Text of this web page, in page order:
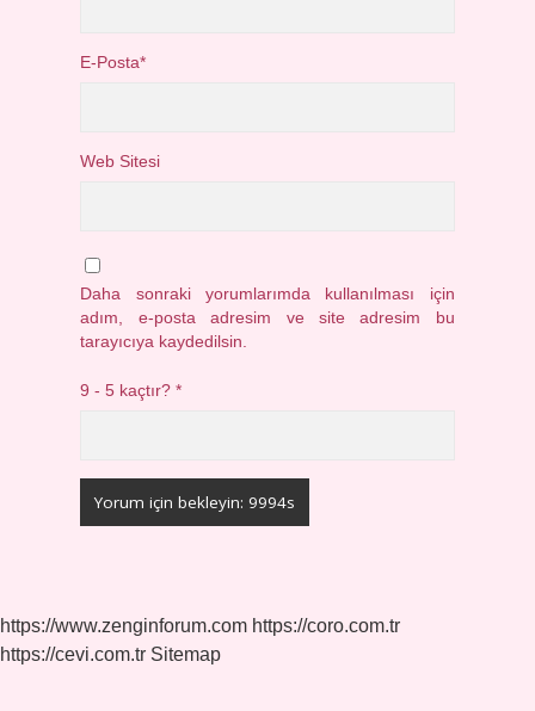
E-Posta*
Web Sitesi
Daha sonraki yorumlarımda kullanılması için
adım, e-posta adresim ve site adresim bu
tarayıcıya kaydedilsin.
9 - 5 kaçtır?*
https://www.zenginforum.com https://coro.com.tr
https://cevi.com.tr Sitemap